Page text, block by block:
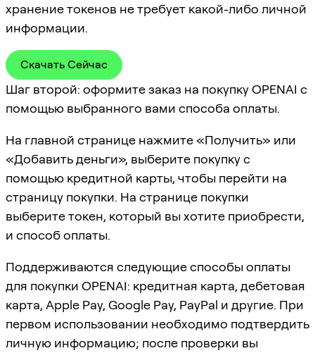
хранение токенов не требует какой-либо личной
информации.
Скачать Сейчас
Шаг второй: оформите заказ на покупку OPENAI с
помощью выбранного вами способа оплаты.
На главной странице нажмите «Получить» или
«Добавить деньги», выберите покупку с
помощью кредитной карты, чтобы перейти на
страницу покупки. На странице покупки
выберите токен, который вы хотите приобрести,
и способ оплаты.
Поддерживаются следующие способы оплаты
для покупки OPENAI: кредитная карта, дебетовая
карта, Apple Pay, Google Pay, PayPal и другие. При
первом использовании необходимо подтвердить
личную информацию; после проверки вы